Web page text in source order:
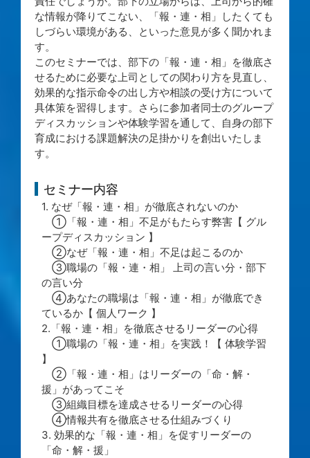
な情報が降りてこない、「報・連・相」したくても
しづらい環境がある、といった意見が多く聞かれま
す。
このセミナーでは、部下の「報・連・相」を徹底さ
せるために必要な上司としての関わり方を見直し、
効果的な指示命令の出し方や相談の受け方について
具体策を習得します。さらに参加者同士のグループ
ディスカッションや体験学習を通して、自身の部下
育成における課題解決の足掛かりを創出いたしま
す。
セミナー内容
1. なぜ「報・連・相」が徹底されないのか
①「報・連・相」不足がもたらす弊害【 グル
ープディスカッション 】
②なぜ「報・連・相」不足は起こるのか
③職場の「報・連・相」 上司の言い分・部下
の言い分
④あなたの職場は「報・連・相」が徹底でき
ているか【 個人ワーク 】
2.「報・連・相」を徹底させるリーダーの心得
①職場の「報・連・相」を実践！【 体験学習
】
②「報・連・相」はリーダーの「命・解・
援」があってこそ
③組織目標を達成させるリーダーの心得
④情報共有を徹底させる仕組みづくり
3. 効果的な「報・連・相」を促すリーダーの
「命・解・援」